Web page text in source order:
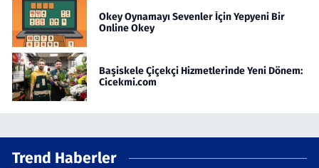
Okey Oynamayı Sevenler İçin Yepyeni Bir
Online Okey
Başiskele Çiçekçi Hizmetlerinde Yeni Dönem:
Cicekmi.com
Trend Haberler